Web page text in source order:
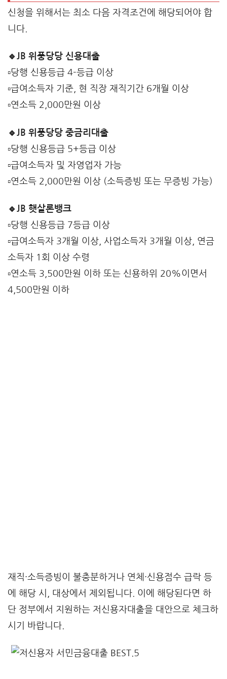
신청을 위해서는 최소 다음 자격조건에 해당되어야 합
니다.
🔹JB 위풍당당 신용대출
▫️당행 신용등급 4-등급 이상
▫️급여소득자 기준, 현 직장 재직기간 6개월 이상
▫️연소득 2,000만원 이상
🔹JB 위풍당당 중금리대출
▫️당행 신용등급 5+등급 이상
▫️급여소득자 및 자영업자 가능
▫️연소득 2,000만원 이상 (소득증빙 또는 무증빙 가능)
🔹JB 햇살론뱅크
▫️당행 신용등급 7등급 이상
▫️급여소득자 3개월 이상, 사업소득자 3개월 이상, 연금
소득자 1회 이상 수령
▫️연소득 3,500만원 이하 또는 신용하위 20%이면서
4,500만원 이하
재직·소득증빙이 불충분하거나 연체·신용점수 급락 등
에 해당 시, 대상에서 제외됩니다. 이에 해당된다면 하
단 정부에서 지원하는 저신용자대출을 대안으로 체크하
시기 바랍니다.